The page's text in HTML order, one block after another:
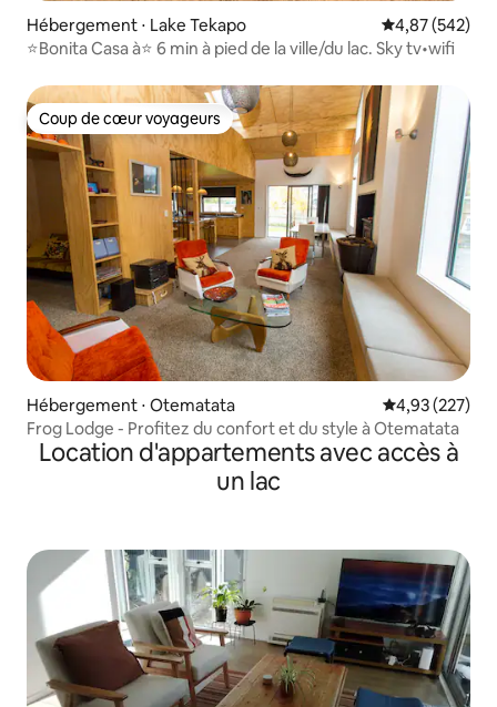
Hébergement ⋅ Lake Tekapo Évaluation
4,87 (542)
⭐️Bonita Casa à⭐️ 6 min à pied de la ville/du lac. Sky tv•wifi
Coup de cœur voyageurs
Coup de cœur voyageurs
Hébergement ⋅ Otematata Évaluation
4,93 (227)
Frog Lodge - Profitez du confort et du style à Otematata
Location d'appartements avec accès à
un lac